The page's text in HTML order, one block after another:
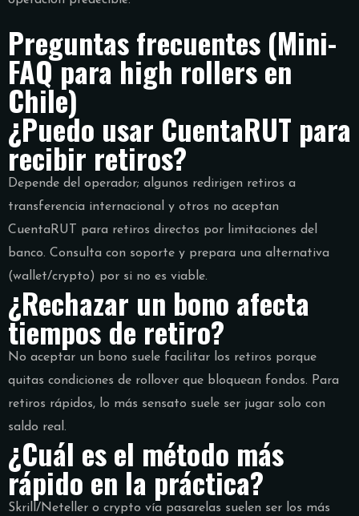
Preguntas frecuentes (Mini-
FAQ para high rollers en
Chile)
¿Puedo usar CuentaRUT para
recibir retiros?
Depende del operador; algunos redirigen retiros a
transferencia internacional y otros no aceptan
CuentaRUT para retiros directos por limitaciones del
banco. Consulta con soporte y prepara una alternativa
(wallet/crypto) por si no es viable.
¿Rechazar un bono afecta
tiempos de retiro?
No aceptar un bono suele facilitar los retiros porque
quitas condiciones de rollover que bloquean fondos. Para
retiros rápidos, lo más sensato suele ser jugar solo con
saldo real.
¿Cuál es el método más
rápido en la práctica?
Skrill/Neteller o crypto vía pasarelas suelen ser los más